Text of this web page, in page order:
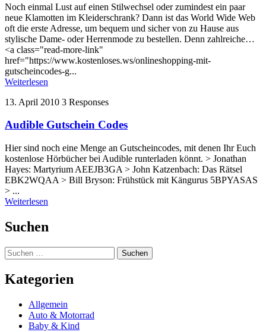
Noch einmal Lust auf einen Stilwechsel oder zumindest ein paar
neue Klamotten im Kleiderschrank? Dann ist das World Wide Web
oft die erste Adresse, um bequem und sicher von zu Hause aus
stylische Dame- oder Herrenmode zu bestellen. Denn zahlreiche…
<a class="read-more-link"
href="https://www.kostenloses.ws/onlineshopping-mit-
gutscheincodes-g...
Weiterlesen
13. April 2010 3 Responses
Audible Gutschein Codes
Hier sind noch eine Menge an Gutscheincodes, mit denen Ihr Euch
kostenlose Hörbücher bei Audible runterladen könnt. > Jonathan
Hayes: Martyrium AEEJB3GA > John Katzenbach: Das Rätsel
EBK2WQAA > Bill Bryson: Frühstück mit Kängurus 5BPYASAS
> ...
Weiterlesen
Suchen
Suchen
nach:
Kategorien
Allgemein
Auto & Motorrad
Baby & Kind